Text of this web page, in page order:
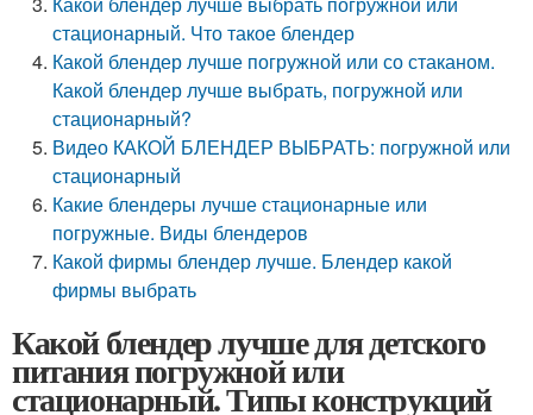
стационарный. Что такое блендер
Какой блендер лучше погружной или со стаканом.
Какой блендер лучше выбрать, погружной или
стационарный?
Видео КАКОЙ БЛЕНДЕР ВЫБРАТЬ: погружной или
стационарный
Какие блендеры лучше стационарные или
погружные. Виды блендеров
Какой фирмы блендер лучше. Блендер какой
фирмы выбрать
Какой блендер лучше для детского
питания погружной или
стационарный. Типы конструкций